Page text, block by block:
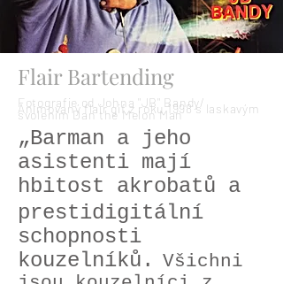
Flair Bartending
Fotografie od Johna "JB" Bandy/
Animovaný flair gif z roku 1998 s laskavým
svolením Dan the Melon Man
„Barman a jeho
asistenti mají
hbitost akrobatů a
prestidigitální
schopnosti
kouzelníků.
Všichni